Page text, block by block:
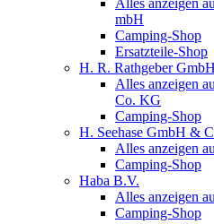
Alles anzeigen
mbH
Camping-Shop
Ersatzteile-Shop
H. R. Rathgeber
Alles anzeigen
Co. KG
Camping-Shop
H. Seehase GmbH &
Alles anzeigen
Camping-Shop
Haba B.V.
Alles anzeigen
Camping-Shop